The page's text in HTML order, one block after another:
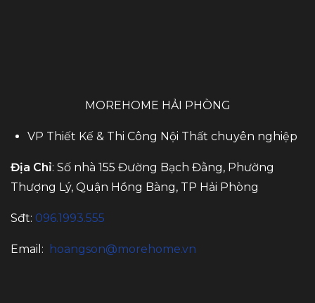
MOREHOME HẢI PHÒNG
VP Thiết Kế & Thi Công Nội Thất chuyên nghiệp
Địa Chỉ: Số nhà 155 Đường Bạch Đằng, Phường
Thượng Lý, Quận Hồng Bàng, TP Hải Phòng
Sđt: 096.1993.555
Email: hoangson@morehome.vn